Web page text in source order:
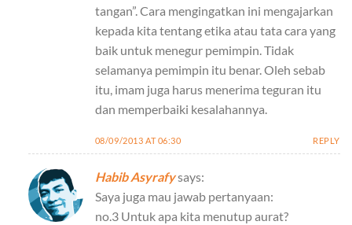
tangan”. Cara mengingatkan ini mengajarkan
kepada kita tentang etika atau tata cara yang
baik untuk menegur pemimpin. Tidak
selamanya pemimpin itu benar. Oleh sebab
itu, imam juga harus menerima teguran itu
dan memperbaiki kesalahannya.
08/09/2013 AT 06:30 REPLY
Habib Asyrafysays:
Saya juga mau jawab pertanyaan:
no.3 Untuk apa kita menutup aurat?